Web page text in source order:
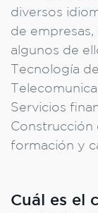
diversos
de
algunos de
Tecnología
Servicios
Construcción
formación y
Cuál es el